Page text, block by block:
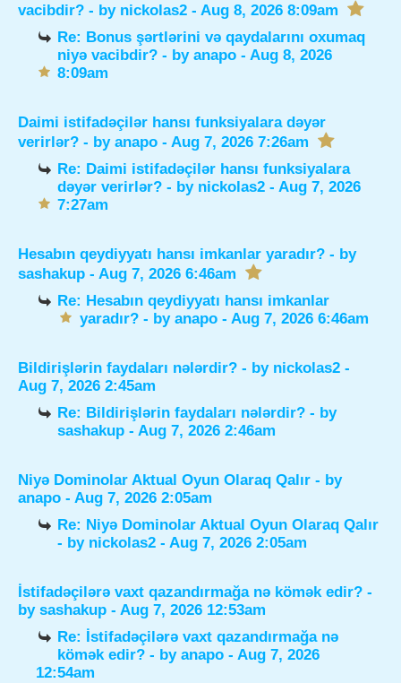
vacibdir? - by nickolas2 - Aug 8, 2026 8:09am
Re: Bonus şərtlərini və qaydalarını oxumaq
niyə vacibdir? - byanapo - Aug 8, 2026
8:09am
Daimi istifadəçilər hansı funksiyalara dəyər
verirlər? - by anapo - Aug 7, 2026 7:26am
Re: Daimi istifadəçilər hansı funksiyalara
dəyər verirlər? - by nickolas2 - Aug 7, 2026
7:27am
Hesabın qeydiyyatı hansı imkanlar yaradır? - by
sashakup - Aug 7, 2026 6:46am
Re: Hesabın qeydiyyatı hansı imkanlar
yaradır? - by anapo- Aug 7, 2026 6:46am
Bildirişlərin faydaları nələrdir? - by nickolas2 -
Aug 7, 2026 2:45am
Re: Bildirişlərin faydaları nələrdir? - by
sashakup - Aug 7, 2026 2:46am
Niyə Dominolar Aktual Oyun Olaraq Qalır - by
anapo - Aug 7, 2026 2:05am
Re: Niyə Dominolar Aktual Oyun Olaraq Qalır
- by nickolas2 - Aug 7, 2026 2:05am
İstifadəçilərə vaxt qazandırmağa nə kömək edir? -
by sashakup - Aug 7, 2026 12:53am
Re: İstifadəçilərə vaxt qazandırmağa nə
kömək edir? - byanapo - Aug 7, 2026
12:54am